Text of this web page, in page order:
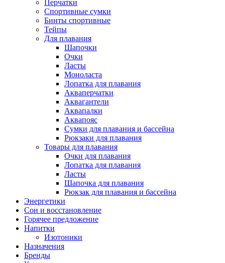
Перчатки
Спортивные сумки
Бинты спортивные
Тейпы
Для плавания
Шапочки
Очки
Ласты
Моноласта
Лопатка для плавания
Акваперчатки
Аквагантели
Аквапалки
Аквапояс
Сумки для плавания и бассейна
Рюкзаки для плавания
Товары для плавания
Очки для плавания
Лопатка для плавания
Ласты
Шапочка для плавания
Рюкзак для плавания и бассейна
Энергетики
Сон и восстановление
Горячее предложение
Напитки
Изотоники
Назначения
Бренды